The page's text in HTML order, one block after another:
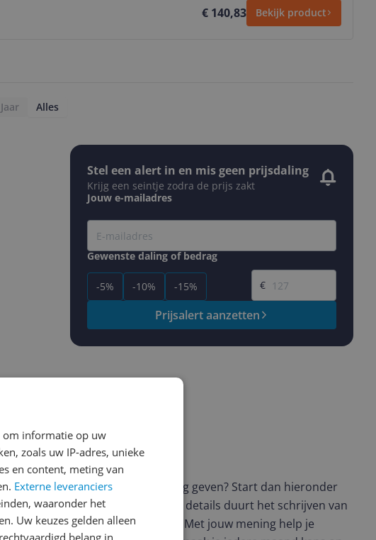
€ 140,83 Bekijk product
Jaar Alles
Stel een alert in en mis geen prijsdaling
Krijg een seintje zodra de prijs zakt
Jouw e-mailadres
Gewenste daling of bedrag
-5% -10% -15%
Gewenste prijs
€
Prijsalert aanzetten
reviews geschreven
in bezit en wil je graag je mening geven? Start dan hieronder
van je review. Afhankelijk van de details duurt het schrijven van
tussen de 3 en 10 minuten. Met jouw mening help je
om informatie op uw
zoals uw IP-adres, unieke
en content, meting van
Externe leveranciers
waaronder het
Uw keuzes gelden alleen
belang in